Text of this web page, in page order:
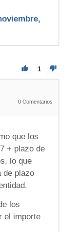
1
0 Comentarios
que los
+ plazo de
lo que
de plazo
los
el importe